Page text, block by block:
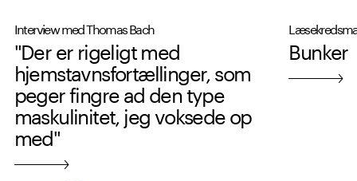
Interview med Thomas Bach
"Der er rigeligt med
hjemstavnsfortællinger, som
peger fingre ad den type
maskulinitet, jeg voksede op
med"
Bunker